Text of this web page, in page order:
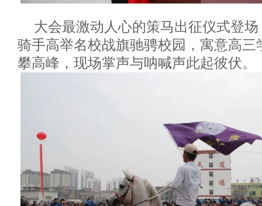
大会最激动人心的策马出征仪式登
骑手高举名校战旗驰骋校园，寓意高三
攀高峰，现场掌声与呐喊声此起彼伏。